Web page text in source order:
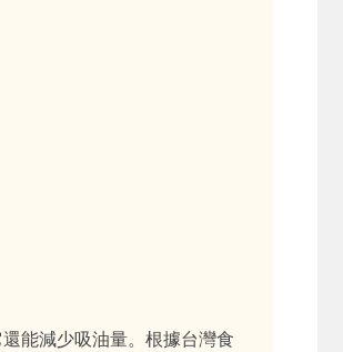
能減少吸油量。根據台灣食